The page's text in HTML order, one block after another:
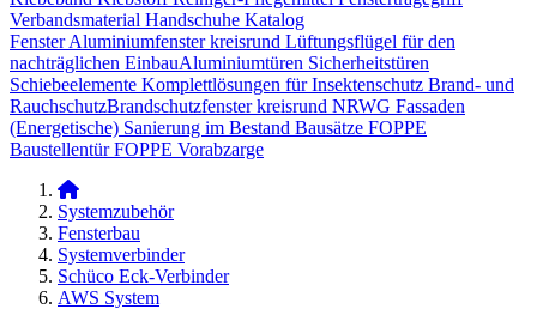
Verbandsmaterial Handschuhe Katalog
Fenster Aluminiumfenster kreisrund Lüftungsflügel für den
nachträglichen Einbau​Aluminiumtüren Sicherheitstüren
Schiebeelemente Komplettlösungen für Insektenschutz Brand- und
Rauchschutz​Brandschutzfenster kreisrund NRWG Fassaden
(Energetische) Sanierung im Bestand Bausätze FOPPE
Baustellentür FOPPE Vorabzarge
Systemzubehör
Fensterbau
Systemverbinder
Schüco Eck-Verbinder
AWS System